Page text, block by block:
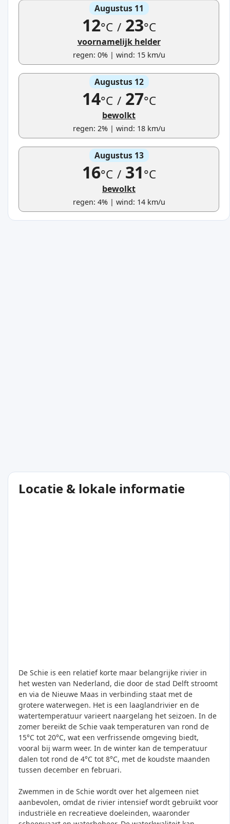
Augustus 11
12°C /23°C
voornamelijk helder
regen: 0% | wind: 15 km/u
Augustus 12
14°C /27°C
bewolkt
regen: 2% | wind: 18 km/u
Augustus 13
16°C /31°C
bewolkt
regen: 4% | wind: 14 km/u
Locatie & lokale informatie
De Schie is een relatief korte maar belangrijke rivier in
het westen van Nederland, die door de stad Delft stroomt
en via de Nieuwe Maas in verbinding staat met de
grotere waterwegen. Het is een laaglandrivier en de
watertemperatuur varieert naargelang het seizoen. In de
zomer bereikt de Schie vaak temperaturen van rond de
15°C tot 20°C, wat een verfrissende omgeving biedt,
vooral bij warm weer. In de winter kan de temperatuur
dalen tot rond de 4°C tot 8°C, met de koudste maanden
tussen december en februari.
Zwemmen in de Schie wordt over het algemeen niet
aanbevolen, omdat de rivier intensief wordt gebruikt voor
industriële en recreatieve doeleinden, waaronder